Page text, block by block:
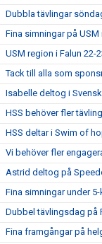
Dubbla tävlingar
Fina simningar på USM
USM region i Falun 22-
Tack till alla som
Isabelle deltog i
HSS behöver fler
HSS deltar i Swim of
Vi behöver fler
Astrid deltog på
Fina simningar under
Dubbel tävlingsdag på
Fina framgångar på